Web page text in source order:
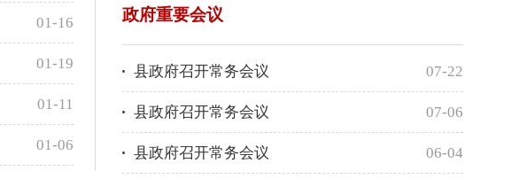
01-16
01-19
01-11
01-06
政府重要会议
县政府召开常务会议 07-22
县政府召开常务会议 07-06
县政府召开常务会议 06-04